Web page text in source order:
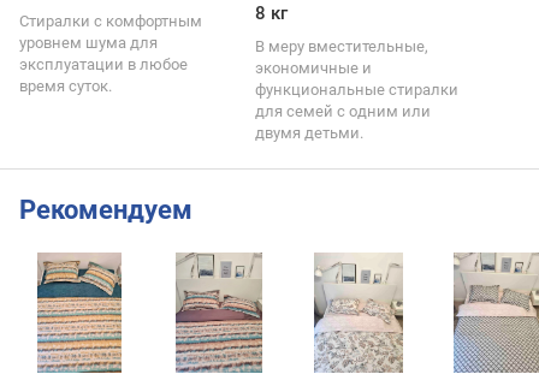
Стиралки с комфортным
уровнем шума для
эксплуатации в любое
время суток.
8 кг
В меру вместительные,
экономичные и
функциональные стиралки
для семей с одним или
двумя детьми.
Рекомендуем